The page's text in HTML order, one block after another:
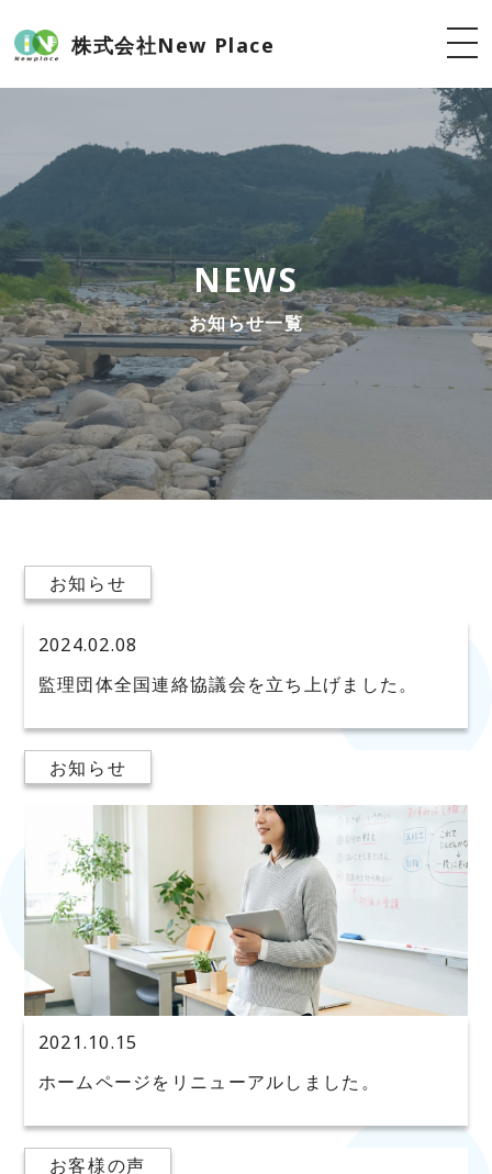
株式会社New Place
NEWS
お知らせ一覧
お知らせ
2024.02.08
監理団体全国連絡協議会を立ち上げました。
お知らせ
2021.10.15
ホームページをリニューアルしました。
お客様の声